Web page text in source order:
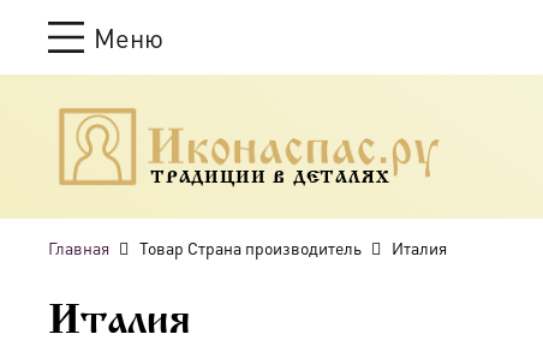
Меню
ТРАДИЦИИ В ДЕТАЛЯХ
Главная Товар Страна производитель Италия
Италия